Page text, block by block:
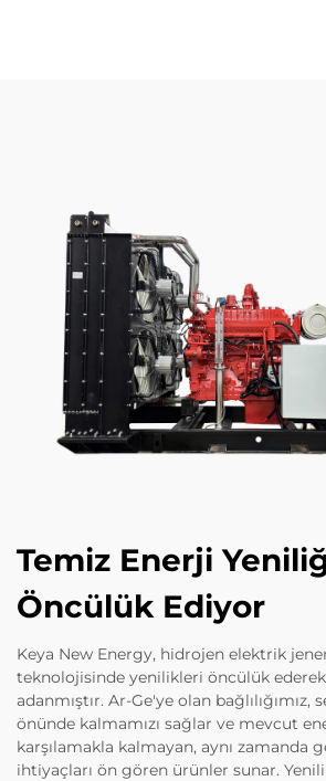
Temiz Enerji
Öncülük Ediyor
Keya New Energy, hidrojen elektrik
teknolojisinde yenilikleri öncülük
adanmıştır. Ar-Ge'ye olan
önünde kalmamızı sağlar ve mevcut
karşılamakla kalmayan, aynı zamanda
ihtiyaçları ön gören ürünler sunar.